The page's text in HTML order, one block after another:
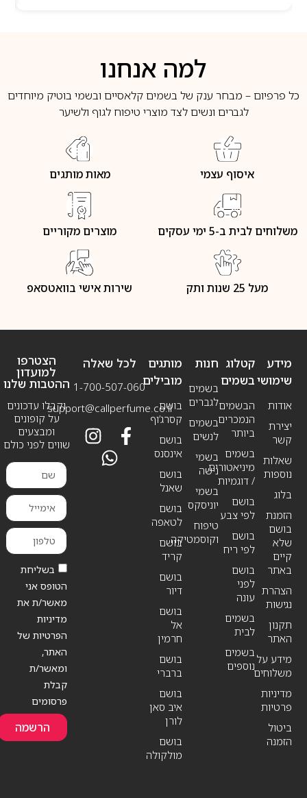
למה אנחנו
כל פרפיום – מבחר ענק של בשמים קלאסיים ובשמי בוטיק מיוחדים
לגברים ונשים לצד מוצרי טיפוח לגוף ולשיער
איסוף עצמי מאות מותגים
משלוחים לבית ב-5 ימי עסקים מוצרים מקוריים
מעל 25 שנות ותק שירות אישי בוואטסאפ
מידע
שימושי
אודות
יצירת
קשר
שאלות
נוספות
בלוג
הזמנת
בושם
שלא
קיים
באתר
הצהרת
נגישות
תקנון
האתר
מידע על
משלוחים
מדיניות
פרטיות
ביטול
הזמנה
חנות
בשמים
לגברים
בשמים
לנשים
בשמי
נישה
בשמי
יוניסקס
טיפוח
וקוסמטיקה
קטלוג
בשמים
הבשמים
הנמכרים
ביותר
בשמים
מיניאטורים
/ דוגמיות
בושם
לפי צבע
בושם
לפי ריח
בושם
לפני
עונה
בשמים
לבית
בשמים
נוספים
מותגים
מובילים
בושם
קסרג’וף
בושם
אינסנס
בושם
שאנל
בושם
לטאפה
בושם
קריד
בושם
דיור
בושם
אל
חרמין
בושם
ברברי
בושם
איב סאן
לורן
בושם
מולקולה
לכל שאלה
1-700-507-060
support@callperfume.co.il
הצטרפו
למועדון
ההטבות שלנו
וקבלו עדכונים
על קופונים
ומבצעים
שווים לפני כולם
בשליחת
הטופס אני
מאשר/ת את
מדיניות
הפרטיות של
האתר,
ומאשר/ת
קבלת
פרסומים
הרשמה